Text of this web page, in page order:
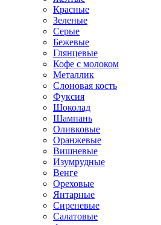
Красные
Зеленые
Серые
Бежевые
Глянцевые
Кофе с молоком
Металлик
Слоновая кость
Фуксия
Шоколад
Шампань
Оливковые
Оранжевые
Вишневые
Изумрудные
Венге
Ореховые
Янтарные
Сиреневые
Салатовые